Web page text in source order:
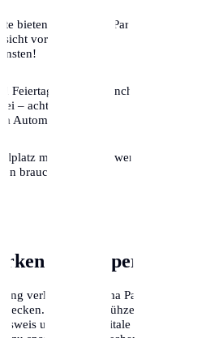
bieten kostenloses Parken für
vor privaten
Feiertage sind in manchen
– achte auf das
Automaten.
mit Nachbarn, wenn du
brauchst.
in Wuppertal
verliert das Thema Parken
Beantrage frühzeitig
und nutze digitale